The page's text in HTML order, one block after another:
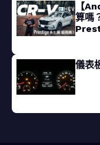
【
算嗎
儀表